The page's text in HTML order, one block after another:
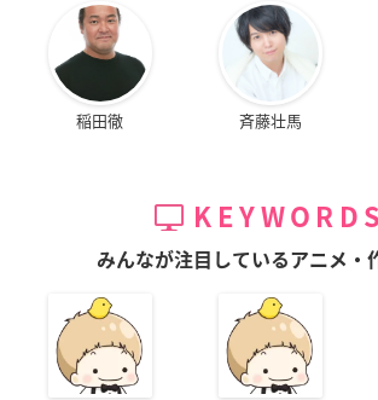
稲田徹 斉藤壮馬
KEYWORDS
みんなが注目しているアニメ・